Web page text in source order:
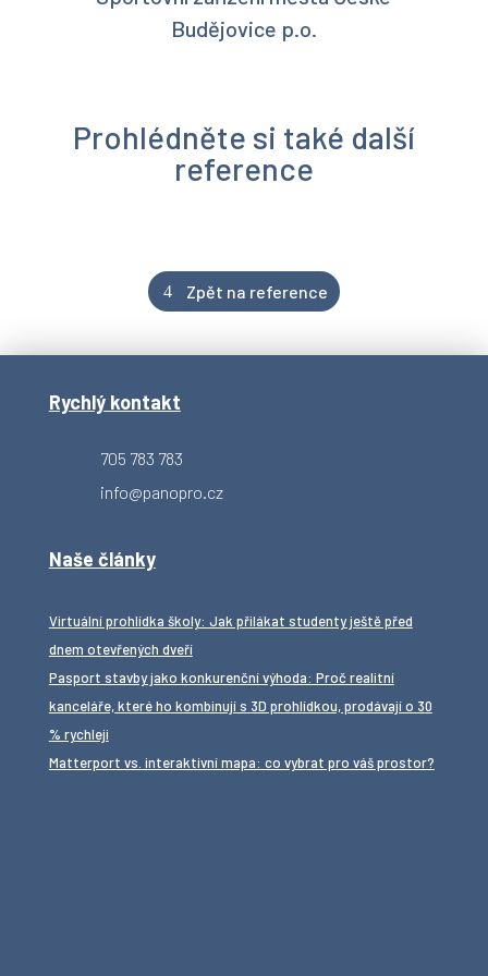
Budějovice p.o.
Prohlédněte si také další
reference
Zpět na reference
Rychlý kontakt
705 783 783
info@panopro.cz
Naše články
Virtuální prohlídka školy: Jak přilákat studenty ještě před
dnem otevřených dveří
Pasport stavby jako konkurenční výhoda: Proč realitní
kanceláře, které ho kombinují s 3D prohlídkou, prodávají o 30
% rychleji
Matterport vs. interaktivní mapa: co vybrat pro váš prostor?